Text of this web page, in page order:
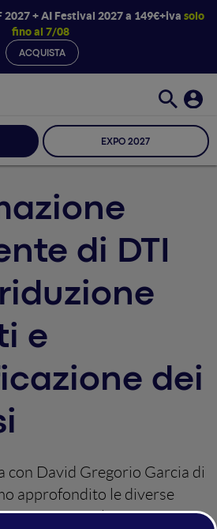
2027 + AI Festival 2027 a 149€+iva solo
fino al 7/08
ACQUISTA
EXPO 2027
di DTI
e
dei
con David Gregorio Garcia di
approfondito le diverse
tra Italia, Svizzera e